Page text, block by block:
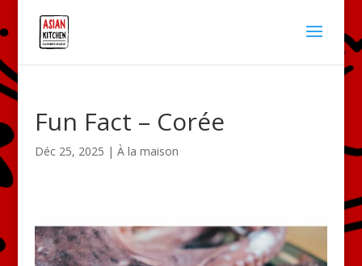
Fun Fact – Corée
Déc 25, 2025 | À la maison